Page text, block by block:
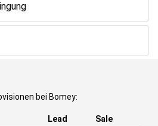
bei Bomey:
Lead
Sale